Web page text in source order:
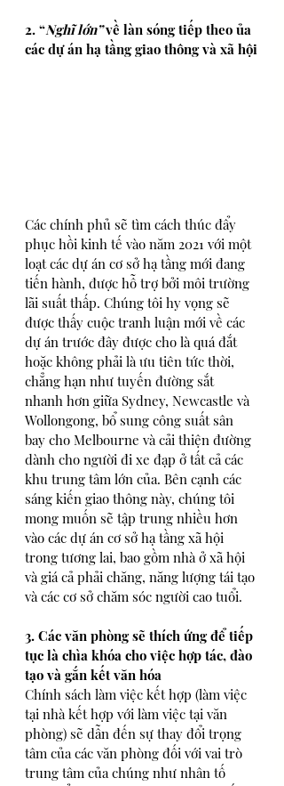
2. “Nghĩ lớn” về làn sóng tiếp theo ủa
các dự án hạ tầng giao thông và xã hội
Các chính phủ sẽ tìm cách thúc đẩy
phục hồi kinh tế vào năm 2021 với một
loạt các dự án cơ sở hạ tầng mới đang
tiến hành, được hỗ trợ bởi môi trường
lãi suất thấp. Chúng tôi hy vọng sẽ
được thấy cuộc tranh luận mới về các
dự án trước đây được cho là quá đắt
hoặc không phải là ưu tiên tức thời,
chẳng hạn như tuyến đường sắt
nhanh hơn giữa Sydney, Newcastle và
Wollongong, bổ sung công suất sân
bay cho Melbourne và cải thiện đường
dành cho người đi xe đạp ở tất cả các
khu trung tâm lớn của. Bên cạnh các
sáng kiến giao thông này, chúng tôi
mong muốn sẽ tập trung nhiều hơn
vào các dự án cơ sở hạ tầng xã hội
trong tương lai, bao gồm nhà ở xã hội
và giá cả phải chăng, năng lượng tái tạo
và các cơ sở chăm sóc người cao tuổi.
3. Các văn phòng sẽ thích ứng để tiếp
tục là chìa khóa cho việc hợp tác, đào
tạo và gắn kết văn hóa
Chính sách làm việc kết hợp (làm việc
tại nhà kết hợp với làm việc tại văn
phòng) sẽ dẫn đến sự thay đổi trọng
tâm của các văn phòng đối với vai trò
trung tâm của chúng như nhân tố